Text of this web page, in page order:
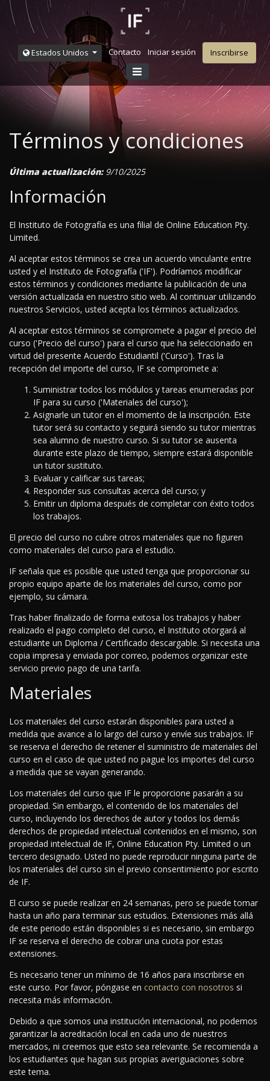
Estados Unidos Contacto Iniciar sesión Inscribirse
Términos y condiciones
Última actualización:9/10/2025
Información
El Instituto de Fotografía es una filial de Online Education Pty.
Limited.
Al aceptar estos términos se crea un acuerdo vinculante entre
usted y el Instituto de Fotografía ('IF'). Podríamos modificar
estos términos y condiciones mediante la publicación de una
versión actualizada en nuestro sitio web. Al continuar utilizando
nuestros Servicios, usted acepta los términos actualizados.
Al aceptar estos términos se compromete a pagar el precio del
curso ('Precio del curso') para el curso que ha seleccionado en
virtud del presente Acuerdo Estudiantil ('Curso'). Tras la
recepción del importe del curso, IF se compromete a:
Suministrar todos los módulos y tareas enumeradas por
IF para su curso ('Materiales del curso');
Asignarle un tutor en el momento de la inscripción. Este
tutor será su contacto y seguirá siendo su tutor mientras
sea alumno de nuestro curso. Si su tutor se ausenta
durante este plazo de tiempo, siempre estará disponible
un tutor sustituto.
Evaluar y calificar sus tareas;
Responder sus consultas acerca del curso; y
Emitir un diploma después de completar con éxito todos
los trabajos.
El precio del curso no cubre otros materiales que no figuren
como materiales del curso para el estudio.
IF señala que es posible que usted tenga que proporcionar su
propio equipo aparte de los materiales del curso, como por
ejemplo, su cámara.
Tras haber finalizado de forma exitosa los trabajos y haber
realizado el pago completo del curso, el Instituto otorgará al
estudiante un Diploma / Certificado descargable. Si necesita una
copia impresa y enviada por correo, podemos organizar este
servicio previo pago de una tarifa.
Materiales
Los materiales del curso estarán disponibles para usted a
medida que avance a lo largo del curso y envíe sus trabajos. IF
se reserva el derecho de retener el suministro de materiales del
curso en el caso de que usted no pague los importes del curso
a medida que se vayan generando.
Los materiales del curso que IF le proporcione pasarán a su
propiedad. Sin embargo, el contenido de los materiales del
curso, incluyendo los derechos de autor y todos los demás
derechos de propiedad intelectual contenidos en el mismo, son
propiedad intelectual de IF, Online Education Pty. Limited o un
tercero designado. Usted no puede reproducir ninguna parte de
los materiales del curso sin el previo consentimiento por escrito
de IF.
El curso se puede realizar en 24 semanas, pero se puede tomar
hasta un año para terminar sus estudios. Extensiones más allá
de este periodo están disponibles si es necesario, sin embargo
IF se reserva el derecho de cobrar una cuota por estas
extensiones.
Es necesario tener un mínimo de 16 años para inscribirse en
este curso. Por favor, póngase en contacto con nosotros si
necesita más información.
Debido a que somos una institución internacional, no podemos
garantizar la acreditación local en cada uno de nuestros
mercados, ni creemos que esto sea relevante. Se recomienda a
los estudiantes que hagan sus propias averiguaciones sobre
este tema.